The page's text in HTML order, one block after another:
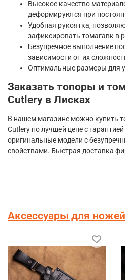
Высокое качество
деформируются при
Удобная рукоятка,
зафиксировать томагавк в
Безупречное выполнение
зависимости от их
Оптимальные размеры для
Заказать топоры и
Cutlery в Лисках
В нашем магазине можно купить
Cutlery по лучшей цене с
оригинальные модели с
свойствами. Быстрая доставка
Аксессуары для ножей